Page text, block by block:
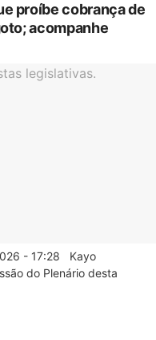
proíbe cobrança de
acompanhe
- 17:28 Kayo
do Plenário desta